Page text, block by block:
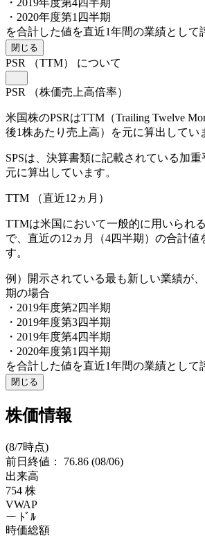
・2019年度第4四半期
・2020年度第1四半期
を合計した値を直近1年間の業績として
閉じる
PSR （TTM） について
PSR （株価売上高倍率）
米国株のPSRはTTM（Trailing Twelve
後1株あたり売上高）を元に算出してい
SPSは、決算書類に記載されている加
元に算出しています。
TTM （直近12ヵ月）
TTMは米国において一般的に用いられ
で、直近の12ヵ月（4四半期）の合計値
す。
例）開示されている最も新しい業績が
期の場合
・2019年度第2四半期
・2019年度第3四半期
・2019年度第4四半期
・2020年度第1四半期
を合計した値を直近1年間の業績として
閉じる
株価情報
(8/7時点)
前日終値： 76.86 (08/06)
出来高
754 株
VWAP
ー ﾄﾞﾙ
時価総額